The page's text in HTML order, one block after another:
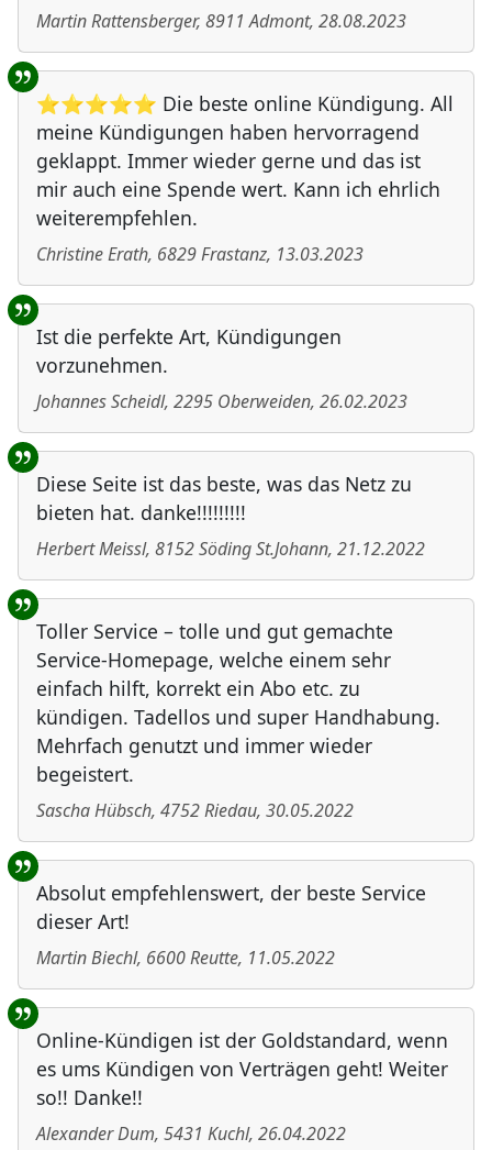
Martin Rattensberger, 8911 Admont, 28.08.2023
⭐⭐⭐⭐⭐ Die beste online Kündigung. All
meine Kündigungen haben hervorragend
geklappt. Immer wieder gerne und das ist
mir auch eine Spende wert. Kann ich ehrlich
weiterempfehlen.
Christine Erath, 6829Frastanz, 13.03.2023
Ist die perfekte Art, Kündigungen
vorzunehmen.
Johannes Scheidl, 2295 Oberweiden, 26.02.2023
Diese Seite ist das beste, was das Netz zu
bieten hat. danke!!!!!!!!!
Herbert Meissl, 8152Söding St.Johann, 21.12.2022
Toller Service – tolle und gut gemachte
Service-Homepage, welche einem sehr
einfach hilft, korrekt ein Abo etc. zu
kündigen. Tadellos und super Handhabung.
Mehrfach genutzt und immer wieder
begeistert.
Sascha Hübsch, 4752Riedau, 30.05.2022
Absolut empfehlenswert, der beste Service
dieser Art!
Martin Biechl, 6600Reutte, 11.05.2022
Online-Kündigen ist der Goldstandard, wenn
es ums Kündigen von Verträgen geht! Weiter
so!! Danke!!
Alexander Dum, 5431 Kuchl, 26.04.2022